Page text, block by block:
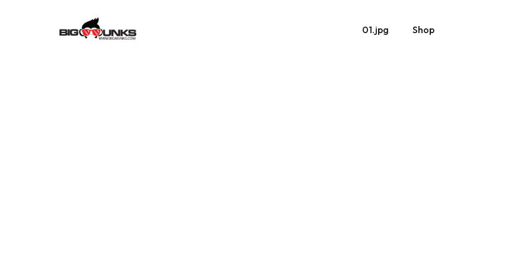
01.jpg Shop